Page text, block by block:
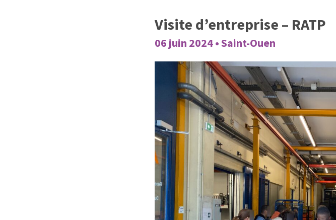
Visite d’entreprise – RATP
06 juin 2024 • Saint-Ouen